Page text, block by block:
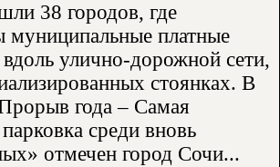
38 городов, где
муниципальные платные
вдоль улично-дорожной сети,
стоянках. В
года – Самая
среди вновь
отмечен город Сочи...